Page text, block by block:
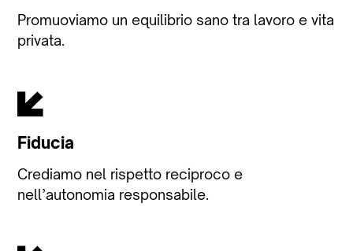
Promuoviamo un equilibrio sano tra lavoro e vita
privata.
Fiducia
Crediamo nel rispetto reciproco e
nell’autonomia responsabile.